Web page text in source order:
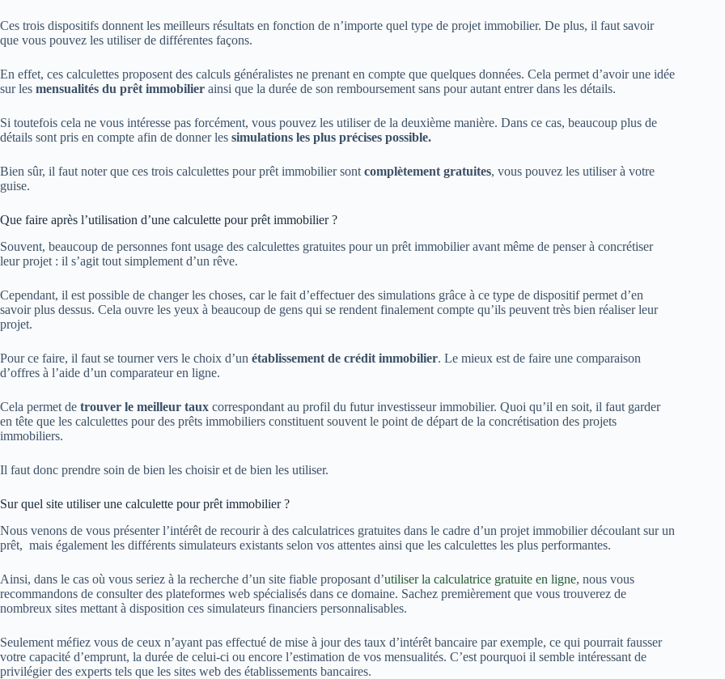
Ces trois dispositifs donnent les meilleurs résultats en fonction de n’importe quel type de projet immobilier. De plus, il faut savoir
que vous pouvez les utiliser de différentes façons.
En effet, ces calculettes proposent des calculs généralistes ne prenant en compte que quelques données. Cela permet d’avoir une idée
sur les mensualités du prêt immobilier ainsi que la durée de son remboursement sans pour autant entrer dans les détails.
Si toutefois cela ne vous intéresse pas forcément, vous pouvez les utiliser de la deuxième manière. Dans ce cas, beaucoup plus de
détails sont pris en compte afin de donner les simulations les plus précises possible.
Bien sûr, il faut noter que ces trois calculettes pour prêt immobilier sont complètement gratuites, vous pouvez les utiliser à votre
guise.
Que faire après l’utilisation d’une calculette pour prêt immobilier ?
Souvent, beaucoup de personnes font usage des calculettes gratuites pour un prêt immobilier avant même de penser à concrétiser
leur projet : il s’agit tout simplement d’un rêve.
Cependant, il est possible de changer les choses, car le fait d’effectuer des simulations grâce à ce type de dispositif permet d’en
savoir plus dessus. Cela ouvre les yeux à beaucoup de gens qui se rendent finalement compte qu’ils peuvent très bien réaliser leur
projet.
Pour ce faire, il faut se tourner vers le choix d’un établissement de crédit immobilier. Le mieux est de faire une comparaison
d’offres à l’aide d’un comparateur en ligne.
Cela permet de trouver le meilleur taux correspondant au profil du futur investisseur immobilier. Quoi qu’il en soit, il faut garder
en tête que les calculettes pour des prêts immobiliers constituent souvent le point de départ de la concrétisation des projets
immobiliers.
Il faut donc prendre soin de bien les choisir et de bien les utiliser.
Sur quel site utiliser une calculette pour prêt immobilier ?
Nous venons de vous présenter l’intérêt de recourir à des calculatrices gratuites dans le cadre d’un projet immobilier découlant sur un
prêt, mais également les différents simulateurs existants selon vos attentes ainsi que les calculettes les plus performantes.
Ainsi, dans le cas où vous seriez à la recherche d’un site fiable proposant d’utiliser la calculatrice gratuite en ligne, nous vous
recommandons de consulter des plateformes web spécialisés dans ce domaine. Sachez premièrement que vous trouverez de
nombreux sites mettant à disposition ces simulateurs financiers personnalisables.
Seulement méfiez vous de ceux n’ayant pas effectué de mise à jour des taux d’intérêt bancaire par exemple, ce qui pourrait fausser
votre capacité d’emprunt, la durée de celui-ci ou encore l’estimation de vos mensualités. C’est pourquoi il semble intéressant de
privilégier des experts tels que les sites web des établissements bancaires.